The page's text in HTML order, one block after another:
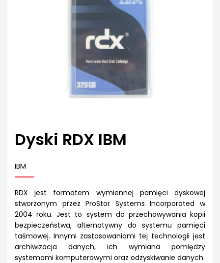
Dyski RDX IBM
IBM
RDX jest formatem wymiennej pamięci dyskowej
stworzonym przez ProStor Systems Incorporated w
2004 roku. Jest to system do przechowywania kopii
bezpieczeństwa, alternatywny do systemu pamięci
taśmowej. Innymi zastosowaniami tej technologii jest
archiwizacja danych, ich wymiana pomiędzy
systemami komputerowymi oraz odzyskiwanie danych.